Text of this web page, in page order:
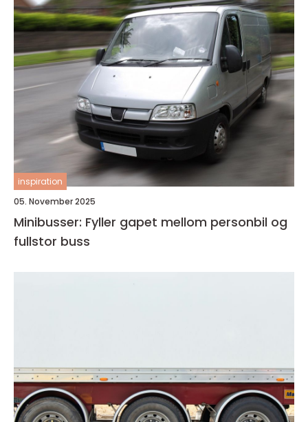
inspiration
05. November 2025
Minibusser: Fyller gapet mellom personbil og
fullstor buss